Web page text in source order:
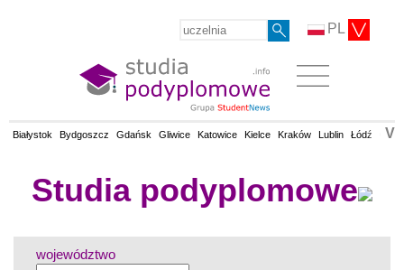
PL
Białystok Bydgoszcz Gdańsk Gliwice Katowice Kielce Kraków Lublin Łódź V
Studia podyplomowe
województwo